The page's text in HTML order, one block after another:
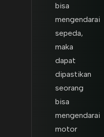
bisa
mengendarai
sepeda,
maka
dapat
dipastikan
seorang
bisa
mengendarai
motor